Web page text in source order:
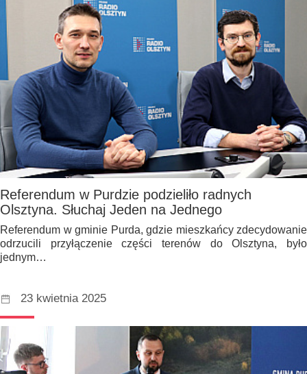
Referendum w Purdzie podzieliło radnych
Olsztyna. Słuchaj Jeden na Jednego
Referendum w gminie Purda, gdzie mieszkańcy zdecydowanie
odrzucili przyłączenie części terenów do Olsztyna, było
jednym…
23 kwietnia 2025